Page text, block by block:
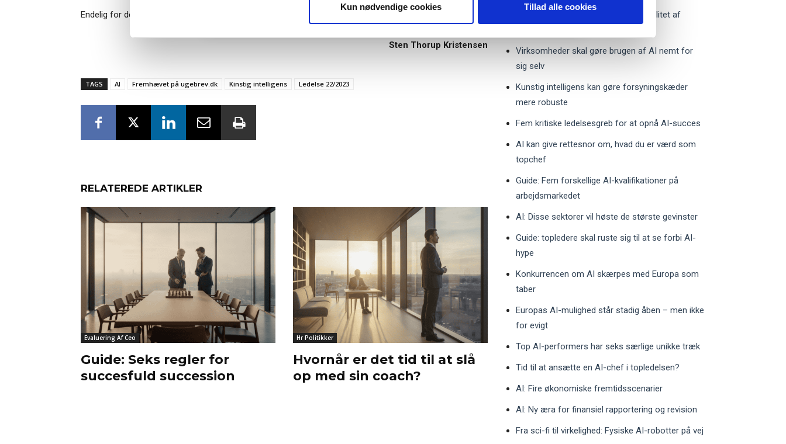
Kun nødvendige cookies Tillad alle cookies
Endelig for det fjerde kan man begynde at overveje de etiske implikationer, den nye teknologi vil medføre.
Sten Thorup Kristensen
TAGS AI Fremhævet på ugebrev.dk Kinstig intelligens Ledelse 22/2023
RELATEREDE ARTIKLER
Evaluering Af Ceo
Guide: Seks regler for
succesfuld succession
Hr Politikker
Hvornår er det tid til at slå
op med sin coach?
Studie: Generativ AI løfter hurtigt kvalitet af
Virksomheder skal gøre brugen af AI nemt for
sig selv
Kunstig intelligens kan gøre forsyningskæder
mere robuste
Fem kritiske ledelsesgreb for at opnå AI-succes
AI kan give rettesnor om, hvad du er værd som
topchef
Guide: Fem forskellige AI-kvalifikationer på
arbejdsmarkedet
AI: Disse sektorer vil høste de største gevinster
Guide: topledere skal ruste sig til at se forbi AI-
hype
Konkurrencen om AI skærpes med Europa som
taber
Europas AI-mulighed står stadig åben – men ikke
for evigt
Top AI-performers har seks særlige unikke træk
Tid til at ansætte en AI-chef i topledelsen?
AI: Fire økonomiske fremtidsscenarier
AI: Ny æra for finansiel rapportering og revision
Fra sci-fi til virkelighed: Fysiske AI-robotter på vej